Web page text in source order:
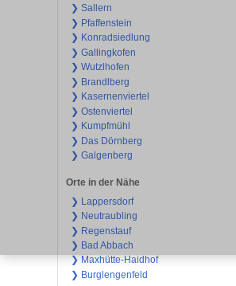
❯ Sallern
❯ Pfaffenstein
❯ Konradsiedlung
❯ Gallingkofen
❯ Wutzlhofen
❯ Brandlberg
❯ Kasernenviertel
❯ Ostenviertel
❯ Kumpfmühl
❯ Das Dörnberg
❯ Galgenberg
Orte in der Nähe
❯ Lappersdorf
❯ Neutraubling
❯ Regenstauf
❯ Bad Abbach
❯ Maxhütte-Haidhof
❯ Burglengenfeld